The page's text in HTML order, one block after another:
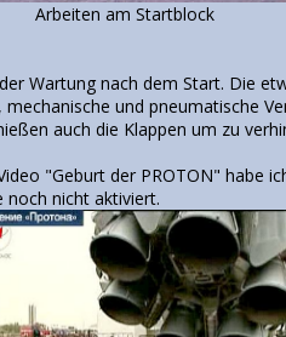
am Startblock
Wartung nach dem Start. Die
und pneumatische
auch die Klappen um zu
"Geburt der PROTON" habe
noch nicht aktiviert.